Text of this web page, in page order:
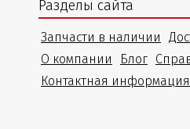
Разделы сайта
Запчасти в наличии
О компании
Блог
Контактная информация